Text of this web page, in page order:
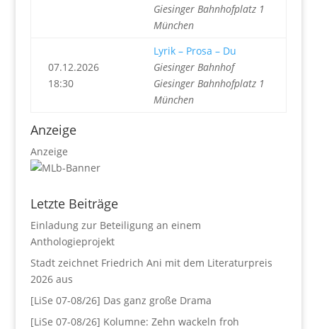
Giesinger Bahnhofplatz 1
München
07.12.2026
18:30
Lyrik – Prosa – Du
Giesinger Bahnhof
Giesinger Bahnhofplatz 1
München
Anzeige
Anzeige
Letzte Beiträge
Einladung zur Beteiligung an einem
Anthologieprojekt
Stadt zeichnet Friedrich Ani mit dem Literaturpreis
2026 aus
[LiSe 07-08/26] Das ganz große Drama
[LiSe 07-08/26] Kolumne: Zehn wackeln froh